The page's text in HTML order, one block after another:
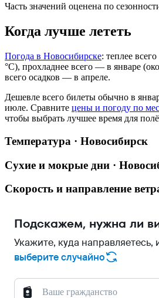
Часть значений оценена по
Когда лучше лететь
Погода в Новосибирске: теплее
°C), прохладнее всего — в январе
всего осадков — в апреле.
Дешевле всего билеты обычно в
июле. Сравните цены и погоду по
чтобы выбрать лучшее время для
Температура · Новосибирск
Сухие и мокрые дни ·
Скорость и направление
Подскажем, нужна ли
Укажите, куда направляетесь,
выберите случайно
Ваше гражданство